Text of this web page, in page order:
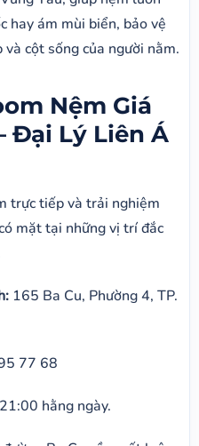
hay ám mùi biển, bảo vệ
cột sống của người nằm.
Nệm Giá
Đại Lý Liên Á
trực tiếp và trải nghiệm
mặt tại những vị trí đắc
165 Ba Cu, Phường 4, TP.
77 68
hằng ngày.